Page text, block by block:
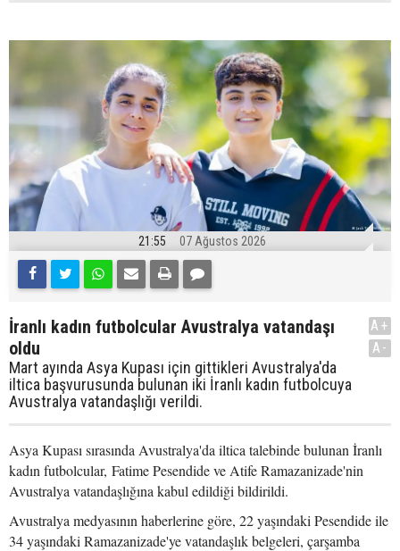
21:55 07 Ağustos 2026
İranlı kadın futbolcular Avustralya vatandaşı
oldu
Mart ayında Asya Kupası için gittikleri Avustralya'da
iltica başvurusunda bulunan iki İranlı kadın futbolcuya
Avustralya vatandaşlığı verildi.
A+
A-
Asya Kupası sırasında Avustralya'da iltica talebinde bulunan İranlı
kadın futbolcular, Fatime Pesendide ve Atife Ramazanizade'nin
Avustralya vatandaşlığına kabul edildiği bildirildi.
Avustralya medyasının haberlerine göre, 22 yaşındaki Pesendide ile
34 yaşındaki Ramazanizade'ye vatandaşlık belgeleri, çarşamba